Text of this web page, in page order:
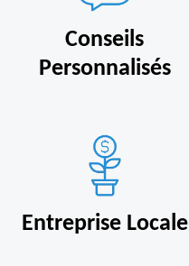
Conseils
Personnalisés
Entreprise Locale